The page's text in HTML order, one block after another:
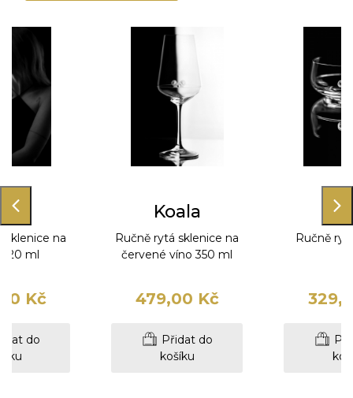
sklenice na
ml
Kč
do
Koala
Ručně rytá sklenice na
červené víno 350 ml
479,00 Kč
Přidat do
košíku
Ručně